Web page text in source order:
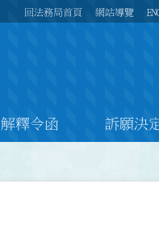
回法務局首頁 網站導覽
解釋令函 訴願決